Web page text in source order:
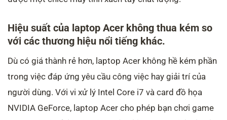
Hiệu suất của laptop Acer không thua kém so
với các thương hiệu nổi tiếng khác.
Dù có giá thành rẻ hơn, laptop Acer không hề kém phần
trong việc đáp ứng yêu cầu công việc hay giải trí của
người dùng. Với vi xử lý Intel Core i7 và card đồ họa
NVIDIA GeForce, laptop Acer cho phép bạn chơi game